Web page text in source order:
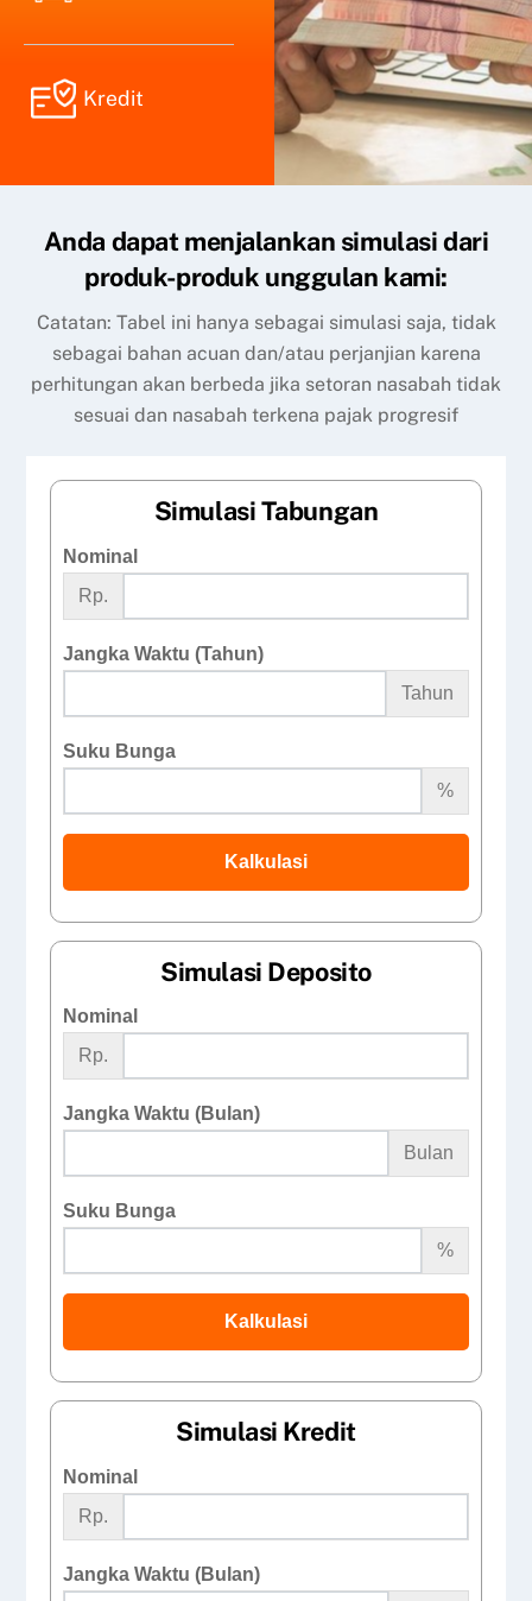
Kredit
Anda dapat menjalankan simulasi dari
produk-produk unggulan kami:
Catatan: Tabel ini hanya sebagai simulasi saja, tidak
sebagai bahan acuan dan/atau perjanjian karena
perhitungan akan berbeda jika setoran nasabah tidak
sesuai dan nasabah terkena pajak progresif
Simulasi Tabungan
Nominal
Rp.
Jangka Waktu (Tahun)
Tahun
Suku Bunga
%
Kalkulasi
Simulasi Deposito
Nominal
Rp.
Jangka Waktu (Bulan)
Bulan
Suku Bunga
%
Kalkulasi
Simulasi Kredit
Nominal
Rp.
Jangka Waktu (Bulan)